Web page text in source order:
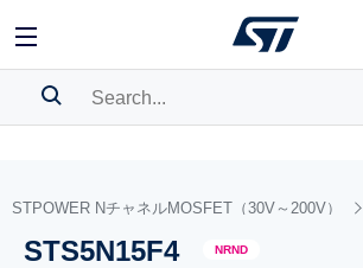
BOOKMARK
Pleaselog into show your saved searches.
STPOWER NチャネルMOSFET（30V～200V）
STS5N15F4 NRND